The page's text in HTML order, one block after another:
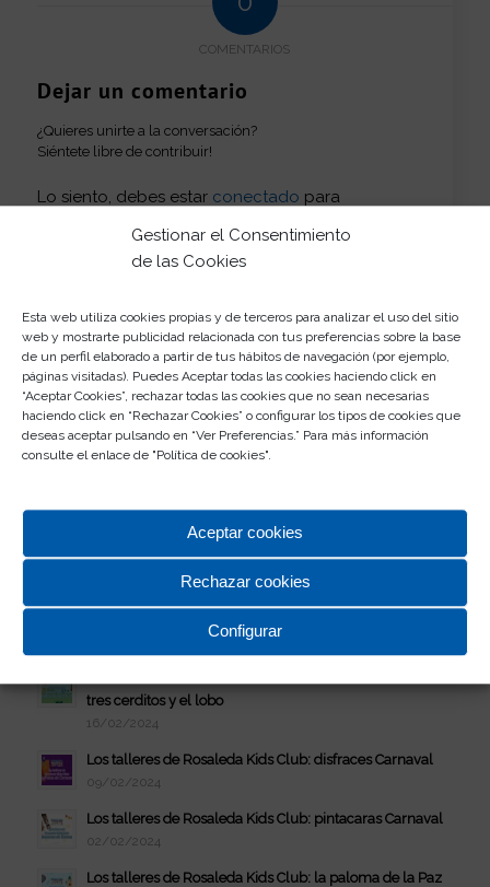
Gestionar el Consentimiento
de las Cookies
Esta web utiliza cookies propias y de terceros para analizar el uso del sitio
web y mostrarte publicidad relacionada con tus preferencias sobre la base
de un perfil elaborado a partir de tus hábitos de navegación (por ejemplo,
páginas visitadas). Puedes Aceptar todas las cookies haciendo click en
“Aceptar Cookies”, rechazar todas las cookies que no sean necesarias
haciendo click en “Rechazar Cookies” o configurar los tipos de cookies que
deseas aceptar pulsando en “Ver Preferencias.” Para más información
consulte el enlace de "Política de cookies".
Aceptar cookies
Rechazar cookies
Configurar
COMENTARIOS
Dejar un comentario
¿Quieres unirte a la conversación?
Siéntete libre de contribuir!
Lo siento, debes estar conectado para
Más del club
Los talleres de Rosaleda Kids Club: bolsas Día de la
Los talleres de Rosaleda Kids Club: brujas de plastilina
01/03/2024
tres cerditos y el lobo
16/02/2024
Los talleres de Rosaleda Kids Club: disfraces Carnaval
09/02/2024
Los talleres de Rosaleda Kids Club: pintacaras Carnaval
02/02/2024
Los talleres de Rosaleda Kids Club: la paloma de la Paz